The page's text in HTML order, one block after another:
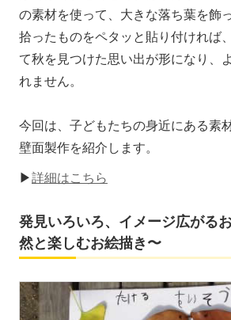
の素材を使って、大きな落ち葉を飾
拾ったものをペタッと貼り付ければ
て秋を見つけた思い出が形になり、
れません。
今回は、子どもたちの身近にある素
壁面製作を紹介します。
▶詳細はこちら
発見いろいろ、イメージ広がる
然と楽しむお絵描き〜